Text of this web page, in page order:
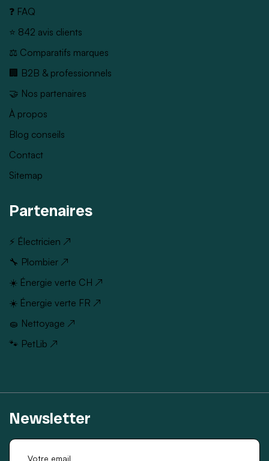
❓ FAQ
⭐ 842 avis clients
⚖️ Comparatifs marques
🏢 B2B & professionnels
🤝 Nos partenaires
À propos
Blog conseils
Contact
Sitemap
Partenaires
⚡ Électricien ↗
🔧 Plombier ↗
☀️ Énergie verte CH ↗
☀️ Énergie verte FR ↗
🧽 Nettoyage ↗
🐾 PetLib ↗
Newsletter